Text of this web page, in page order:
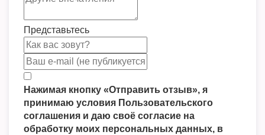
Представьтесь
Нажимая кнопку «Отправить отзыв», я
принимаю условия Пользовательского
соглашения и даю своё согласие на
обработку моих персональных данных, в